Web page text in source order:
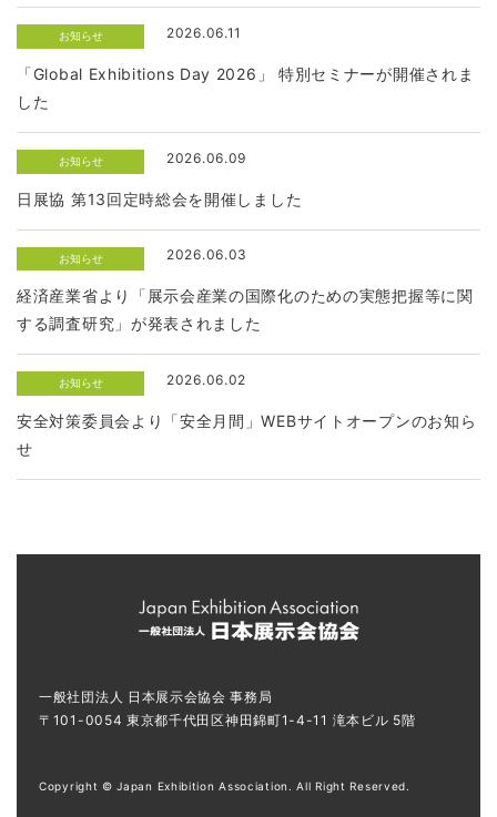
お知らせ 2026.06.11
「Global Exhibitions Day 2026」 特別セミナーが開催されま
した
お知らせ 2026.06.09
日展協 第13回定時総会を開催しました
お知らせ 2026.06.03
経済産業省より「展示会産業の国際化のための実態把握等に関
する調査研究」が発表されました
お知らせ 2026.06.02
安全対策委員会より「安全月間」WEBサイトオープンのお知ら
せ
一般社団法人 日本展示会協会 事務局
〒101-0054 東京都千代田区神田錦町1-4-11 滝本ビル 5階
Copyright © Japan Exhibition Association. All Right Reserved.